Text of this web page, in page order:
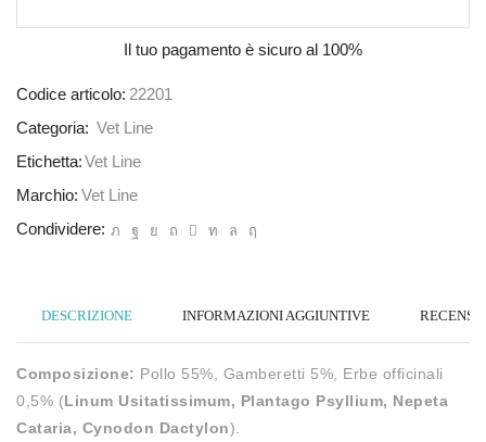
Il tuo pagamento è sicuro al 100%
Codice articolo: 22201
Categoria: Vet Line
Etichetta:Vet Line
Marchio: Vet Line
Condividere:
DESCRIZIONE INFORMAZIONI AGGIUNTIVE
Composizione: Pollo 55%, Gamberetti 5%, Erbe officinali
0,5% (Linum Usitatissimum, Plantago Psyllium, Nepeta
Cataria, Cynodon Dactylon).